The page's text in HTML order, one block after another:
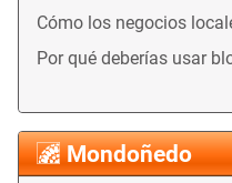
Mondoñedo
Cómo los negocios
Por qué deberías usar